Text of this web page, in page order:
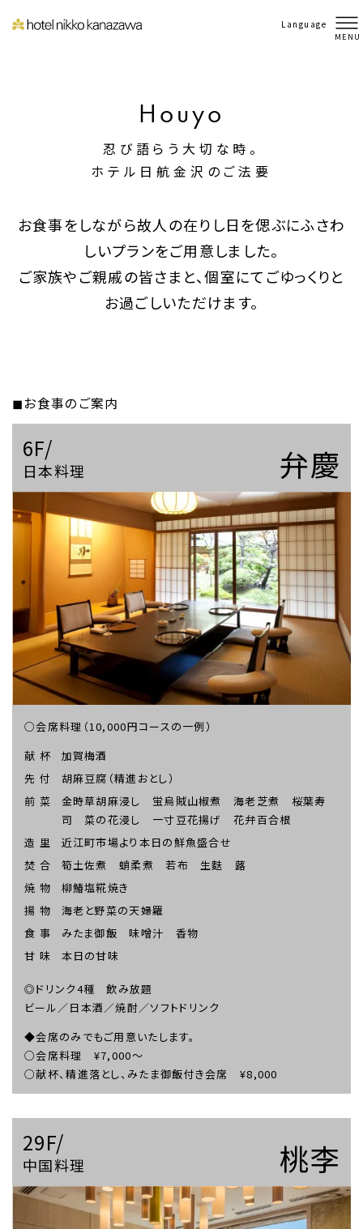
Language
MENU
Houyo
忍び語らう大切な時。
ホテル日航金沢のご法要
お食事をしながら故人の在りし日を偲ぶにふさわ
しいプランをご用意しました。
ご家族やご親戚の皆さまと、個室にてごゆっくりと
お過ごしいただけます。
お食事のご案内
6F/
日本料理 弁慶
○会席料理（10,000円コースの一例）
献 杯
加賀梅酒
先 付
胡麻豆腐（精進おとし）
前 菜
金時草胡麻浸し 蛍烏賊山椒煮 海老芝煮 桜葉寿
司 菜の花浸し 一寸豆花揚げ 花弁百合根
造 里
近江町市場より本日の鮮魚盛合せ
焚 合
筍土佐煮 蛸柔煮 若布 生麩 蕗
焼 物
柳鰆塩糀焼き
揚 物
海老と野菜の天婦羅
食 事
みたま御飯 味噌汁 香物
甘 味
本日の甘味
◎ドリンク4種 飲み放題
ビール／日本酒／焼酎／ソフトドリンク
◆会席のみでもご用意いたします。
○会席料理 ¥7,000～
○献杯、精進落とし、みたま御飯付き会席 ¥8,000
29F/
中国料理 桃李